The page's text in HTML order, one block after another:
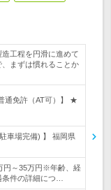
工程を円滑に進めて
まずは慣れることか
通免許（AT可）】 ★
車場完備) 】 福岡県
円～35万円※年齢、経
件の詳細につ…